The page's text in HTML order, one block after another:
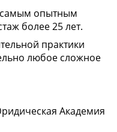
самым опытным
более 25 лет.
практики
любое сложное
Академия